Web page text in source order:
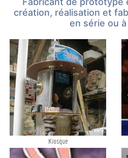
création, réalisation et
en série ou
Kiosque